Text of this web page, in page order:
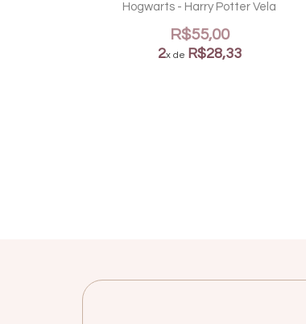
Hogwarts - Harry Potter Vela
R$55,00
2x de R$28,33